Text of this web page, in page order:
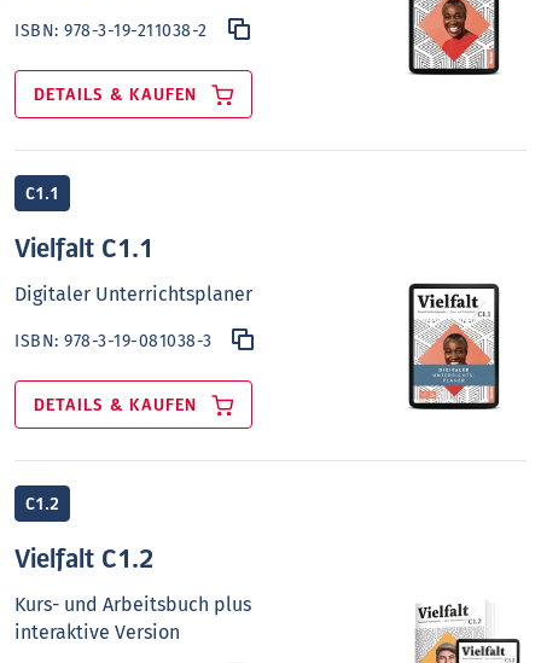
ISBN:978-3-19-211038-2
DETAILS & KAUFEN
C1.1
Vielfalt C1.1
Digitaler Unterrichtsplaner
ISBN:978-3-19-081038-3
DETAILS & KAUFEN
C1.2
Vielfalt C1.2
Kurs- und Arbeitsbuch plus
interaktive Version